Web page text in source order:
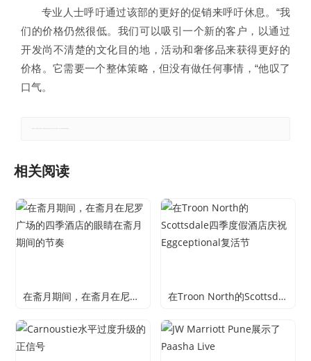
专业人士呼吁通过该部的更好的促销来呼吁休息。“我
们的价格仍然很低。我们可以吸引一个新的客户，以通过
开发尚不清楚的文化目的地，活动和奢侈品来获得更好的
价格。它需要一个整体策略，但没有做任何事情，“他叹了
口气。
相关阅读
在斋月期间，在斋月在尼罗广场的四季酒店的眼睛在斋月期间的节奏 在Troon North的Scottsdale四季度假酒店庆祝Eggceptional复活节